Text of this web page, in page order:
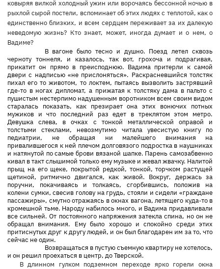
ковыряя вилкой холодный ужин или ворочаясь бессонной ночью в
рыхлой сырой постели, вспоминает об этих людях с теплотой, как о
единственно близких, и всем сердцем переживает за их далекую
неведомую жизнь? Кто знает, может, иногда думает и о нем, о
Вадиме?
В вагоне было тесно и душно. Поезд летел сквозь
черноту тоннеля, и казалось, так вот, грохоча и подрагивая,
прикатит он прямо в преисподнюю. Вадима притерли к самой
двери с надписью «не прислоняться». Раскрасневшийся толстяк
пихал его то животом, то локтем, пытаясь вызволить застрявший
где-то в ногах дипломат, а прижатая к толстяку дама в пальто с
пушистым нестерпимо надушенным воротником всем своим видом
старалась показать, как презирает она этих вонючих потных
мужиков и что последний раз едет в треклятом этом метро.
Девушка слева, в очках с тонкой металлической оправой и
толстыми стеклами, невозмутимо читала увесистую книгу по
педиатрии, не обращая ни малейшего внимания на
привалившегося к ней плечом долговязого подростка в наушниках
и натянутой по самые брови вязаной шапке. Парень самозабвенно
кивал в такт слышимой только ему музыке и жевал жвачку. Налитой
прыщ на его щеке, покрытой редкой, тонкой, торчком растущей
щетиной, ритмично двигался, как живой. Вокруг, держась за
поручни, покачиваясь и толкаясь, сгорбившись, положив на
колени сумки, свесив голову на грудь, стояли и сидели «граждане
пассажиры», смутно отражаясь в окнах вагона, летящего куда-то в
кромешной тьме. Народу набилось много, и Вадима придавливали
все сильней. От постоянного напряжения затекла спина, но он не
обращал внимания. Ему было хорошо и спокойно среди этих
притиснутых друг к другу людей, и он был благодарен им за то, что
сейчас не один.
Возвращаться в пустую съемную квартиру не хотелось,
и он решил проехаться в центр, до Тверской.
В длинном гулком подземном переходе ярко горели окна